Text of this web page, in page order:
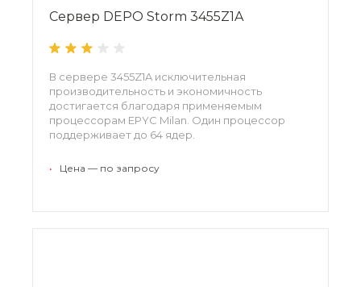
Сервер DEPO Storm 3455Z1A
В сервере 3455Z1A исключительная
производительность и экономичность
достигается благодаря применяемым
процессорам EPYC Milan. Один процессор
поддерживает до 64 ядер.
• Цена — по запросу